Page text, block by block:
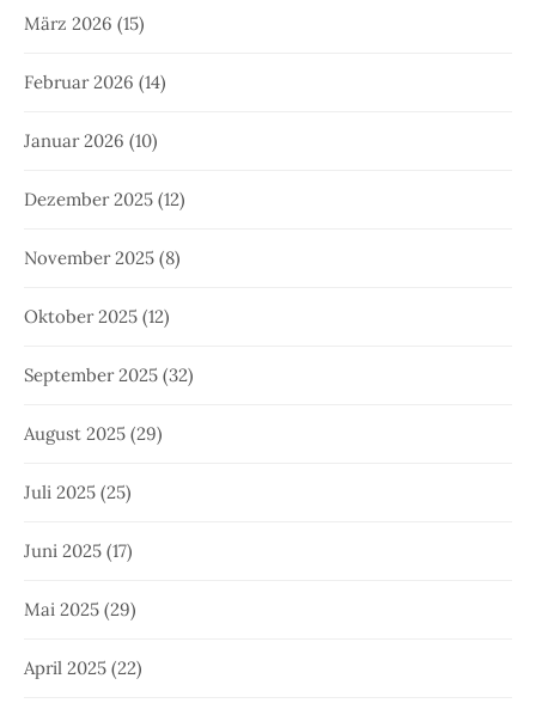
März 2026 (15)
Februar 2026 (14)
Januar 2026 (10)
Dezember 2025 (12)
November 2025 (8)
Oktober 2025 (12)
September 2025 (32)
August 2025 (29)
Juli 2025 (25)
Juni 2025 (17)
Mai 2025 (29)
April 2025 (22)